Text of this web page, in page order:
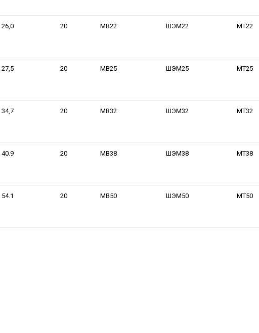
26,0 20 МВ22 ШЭМ22 МТ22
27,5 20 МВ25 ШЭМ25 МТ25
34,7 20 МВ32 ШЭМ32 МТ32
40.9 20 МВ38 ШЭМ38 МТ38
54.1 20 МВ50 ШЭМ50 МТ50